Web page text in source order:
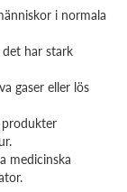
i normala
har stark
gaser eller lös
medicinska